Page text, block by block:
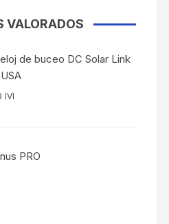
VALORADOS
de buceo DC Solar Link
IVI
PRO